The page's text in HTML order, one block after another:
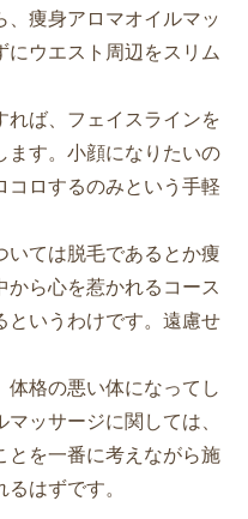
痩身アロマオイルマッ
ウエスト周辺をスリム
ば、フェイスラインを
ます。小顔になりたいの
コロするのみという手軽
いては脱毛であるとか痩
ら心を惹かれるコース
というわけです。遠慮せ
格の悪い体になってし
ッサージに関しては、
とを一番に考えながら施
はずです。